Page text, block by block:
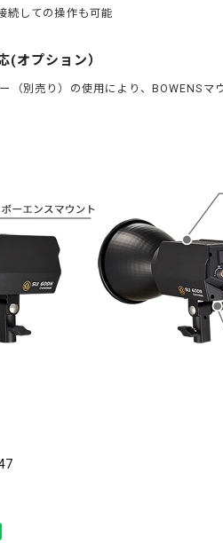
続しての操作も可能
(オプション）
（別売り）の使用により、BOWENSマ